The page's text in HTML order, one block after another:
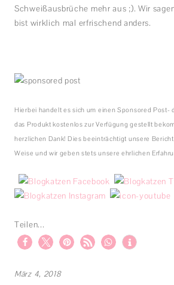
Schweißausbrüche mehr aus ;). Wir
bist wirklich mal erfrischend anders.
Hierbei handelt es sich um einen Sponsored Post-
das Produkt kostenlos zur Verfügung gestellt
herzlichen Dank! Dies beeinträchtigt unsere
Weise und wir geben stets unsere ehrlichen
Teilen...
März 4, 2018